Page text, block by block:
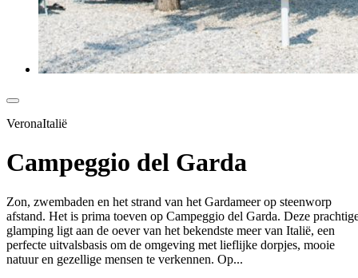
VeronaItalië
Campeggio del Garda
Zon, zwembaden en het strand van het Gardameer op steenworp
afstand. Het is prima toeven op Campeggio del Garda. Deze
glamping ligt aan de oever van het bekendste meer van Italië, een
perfecte uitvalsbasis om de omgeving met lieflijke dorpjes, mooie
natuur en gezellige mensen te verkennen. Op...